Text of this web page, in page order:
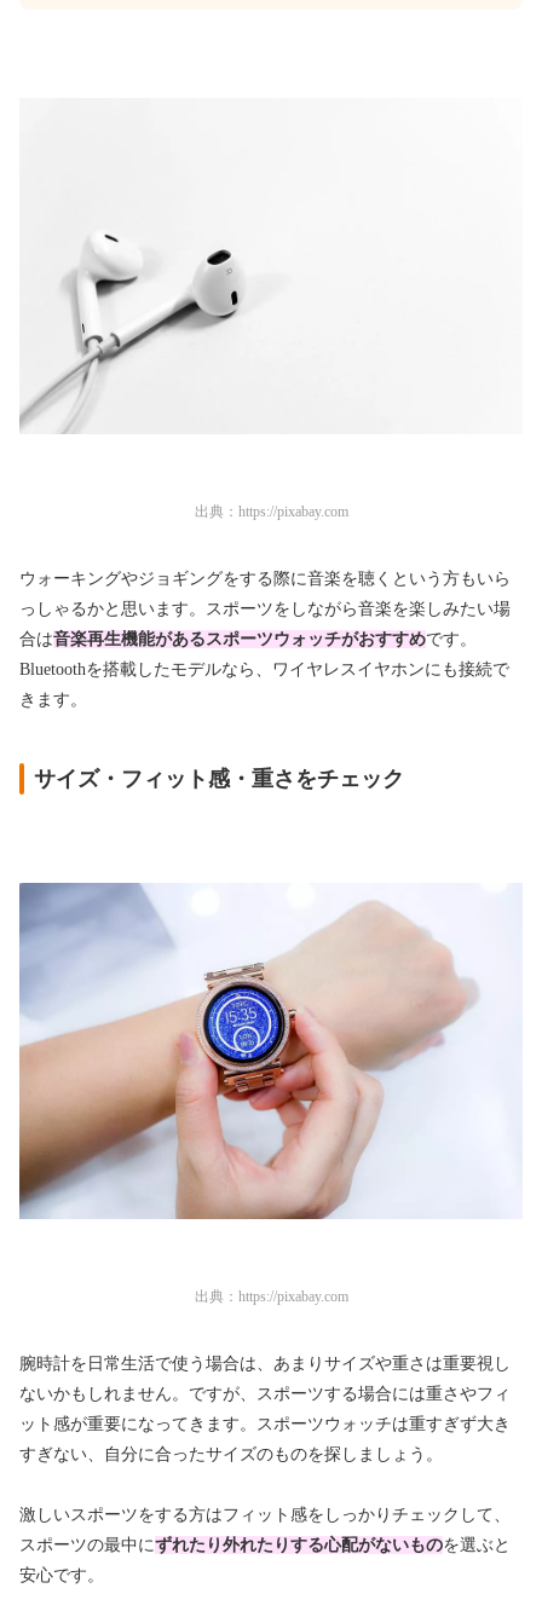
出典： https://pixabay.com
ウォーキングやジョギングをする際に音楽を聴くという方もいら
っしゃるかと思います。スポーツをしながら音楽を楽しみたい場
合は音楽再生機能があるスポーツウォッチがおすすめです。
Bluetoothを搭載したモデルなら、ワイヤレスイヤホンにも接続で
きます。
サイズ・フィット感・重さをチェック
出典： https://pixabay.com
腕時計を日常生活で使う場合は、あまりサイズや重さは重要視し
ないかもしれません。ですが、スポーツする場合には重さやフィ
ット感が重要になってきます。スポーツウォッチは重すぎず大き
すぎない、自分に合ったサイズのものを探しましょう。
激しいスポーツをする方はフィット感をしっかりチェックして、
スポーツの最中にずれたり外れたりする心配がないものを選ぶと
安心です。